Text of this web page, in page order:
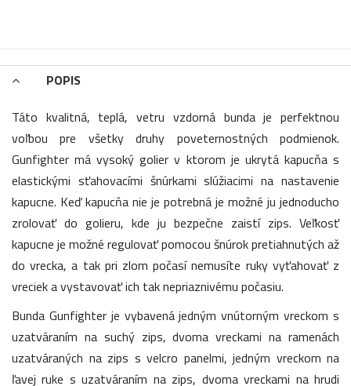
POPIS
Táto kvalitná, teplá, vetru vzdorná bunda je perfektnou
voľbou pre všetky druhy poveternostných podmienok.
Gunfighter má vysoký golier v ktorom je ukrytá kapucňa s
elastickými sťahovacími šnúrkami slúžiacimi na nastavenie
kapucne. Keď kapucňa nie je potrebná je možné ju jednoducho
zrolovať do golieru, kde ju bezpečne zaistí zips. Veľkosť
kapucne je možné regulovať pomocou šnúrok pretiahnutých až
do vrecka, a tak pri zlom počasí nemusíte ruky vyťahovať z
vreciek a vystavovať ich tak nepriaznivému počasiu.
Bunda Gunfighter je vybavená jedným vnútorným vreckom s
uzatváraním na suchý zips, dvoma vreckami na ramenách
uzatváraných na zips s velcro panelmi, jedným vreckom na
ľavej ruke s uzatváraním na zips, dvoma vreckami na hrudi